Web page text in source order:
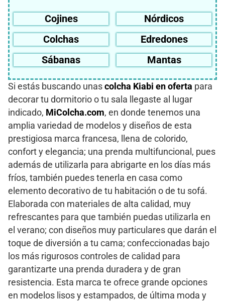
Cojines
Nórdicos
Colchas
Edredones
Sábanas
Mantas
Si estás buscando unas colcha Kiabi en oferta para
decorar tu dormitorio o tu sala llegaste al lugar
indicado, MiColcha.com, en donde tenemos una
amplia variedad de modelos y diseños de esta
prestigiosa marca francesa, llena de colorido,
confort y elegancia; una prenda multifuncional, pues
además de utilizarla para abrigarte en los días más
fríos, también puedes tenerla en casa como
elemento decorativo de tu habitación o de tu sofá.
Elaborada con materiales de alta calidad, muy
refrescantes para que también puedas utilizarla en
el verano; con diseños muy particulares que darán el
toque de diversión a tu cama; confeccionadas bajo
los más rigurosos controles de calidad para
garantizarte una prenda duradera y de gran
resistencia. Esta marca te ofrece grande opciones
en modelos lisos y estampados, de última moda y